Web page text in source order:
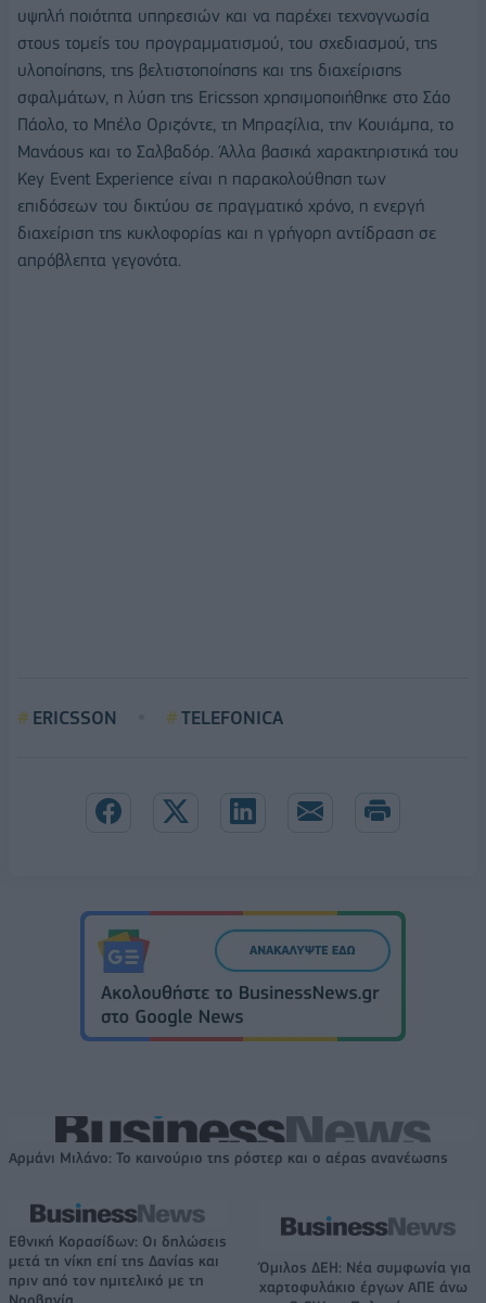
υψηλή ποιότητα υπηρεσιών και να παρέχει τεχνογνωσία
στους τομείς του προγραμματισμού, του σχεδιασμού, της
υλοποίησης, της βελτιστοποίησης και της διαχείρισης
σφαλμάτων, η λύση της Ericsson χρησιμοποιήθηκε στο Σάο
Πάολο, το Μπέλο Οριζόντε, τη Μπραζίλια, την Κουιάμπα, το
Μανάους και το Σαλβαδόρ. Άλλα βασικά χαρακτηριστικά του
Key Event Experience είναι η παρακολούθηση των
επιδόσεων του δικτύου σε πραγματικό χρόνο, η ενεργή
διαχείριση της κυκλοφορίας και η γρήγορη αντίδραση σε
απρόβλεπτα γεγονότα.
ERICSSON TELEFONICA
Αρμάνι Μιλάνο: Το καινούριο της ρόστερ και ο αέρας ανανέωσης
Εθνική Κορασίδων: Οι δηλώσεις
μετά τη νίκη επί της Δανίας και
πριν από τον ημιτελικό με τη
Νορβηγία
Όμιλος ΔΕΗ: Νέα συμφωνία για
χαρτοφυλάκιο έργων ΑΠΕ άνω